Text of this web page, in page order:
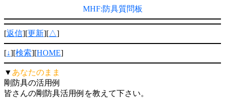
MHF:防具質問板
[返信][更新][△]
[↓][検索][HOME]
▼ あなたのまま
剛防具の活用例
皆さんの剛防具活用例を教えて下さい。